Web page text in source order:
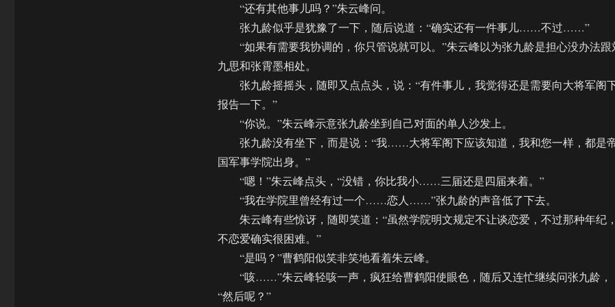
“还有其他事儿吗？”朱云峰问。
张九龄似乎是犹豫了一下，随后说道：“确实还有一件事儿……不过……”
“如果有需要我协调的，你只管说就可以。”朱云峰以为张九龄是担心没办法跟
九思和张霄墨相处。
张九龄摇摇头，随即又点点头，说：“有件事儿，我觉得还是需要向大将军阁
报告一下。”
“你说。”朱云峰示意张九龄坐到自己对面的单人沙发上。
张九龄没有坐下，而是说：“我……大将军阁下应该知道，我和您一样，都是
国军事学院出身。”
“嗯！”朱云峰点头，“没错，你比我小……三届还是四届来着。”
“我在学院里曾经有过一个……恋人……”张九龄的声音低了下去。
朱云峰有些惊讶，随即笑道：“虽然学院明文规定不让谈恋爱，不过那种年纪，
不恋爱确实很困难。”
“是吗？”曹鹤阳似笑非笑地看着朱云峰。
“咳……”朱云峰轻咳一声，疯狂给曹鹤阳使眼色，随后又连忙继续问张九龄，
“然后呢？”